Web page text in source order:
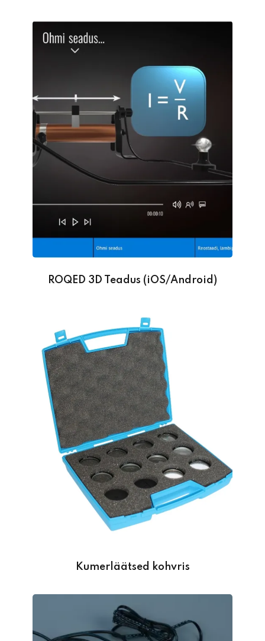
ROQED 3D Teadus (iOS/Android)
Kumerläätsed kohvris